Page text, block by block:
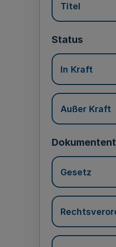
Titel
Status
In Kraft
Außer Kraft
Gesetz